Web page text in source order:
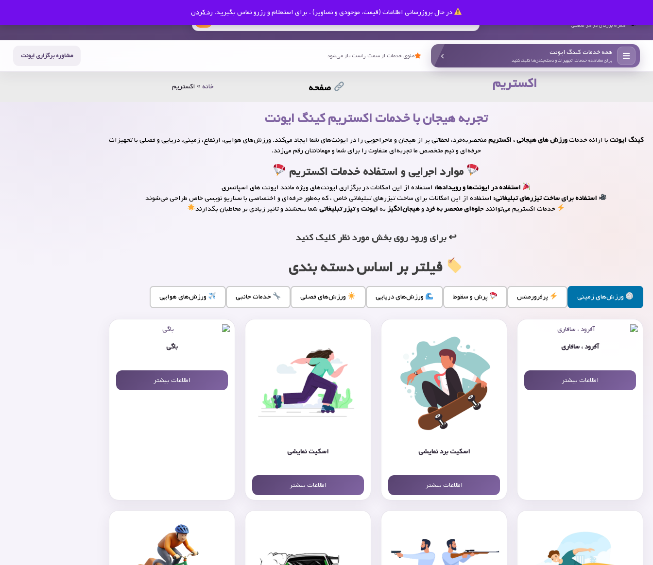
در حال بروزرسانی اطلاعات (قیمت، موجودی و تصاویر) . برای استعلام و رزرو تماس بگیرید. رد کردن
همراه بزرگان در هر صنعتی
همه خدمات کینگ ایونت
برای مشاهده خدمات، تجهیزات و دسته‌بندی‌ها کلیک کنید
منوی خدمات از سمت راست باز می‌شود مشاوره برگزاری ایونت
اکستریم صفحه خانه» اکستریم
تجربه هیجان با خدمات اکستریم کینگ ایونت
کینگ ایونتبا ارائه خدماتورزش های هیجانی ، اکستریممنحصربه‌فرد، لحظاتی پر از هیجان و ماجراجویی را در ایونت‌های شما ایجاد می‌کند. ورزش‌های هوایی، ارتفاع، زمینی، دریایی و فصلی با تجهیزات
حرفه‌ای و تیم متخصص ما تجربه‌ای متفاوت را برای شما و مهمانانتان رقم می‌زند.
موارد اجرایی و استفاده خدمات اکستریم
استفاده در ایونت‌ها و رویدادها: استفاده از این امکانات در برگزاری ایونت‌های ویژه مانند ایونت های اسپانسری
استفاده برای ساخت تیزرهای تبلیغاتی: استفاده از این امکانات برای ساخت تیزرهای تبلیغاتی خاص ، که به‌طور حرفه‌ای و اختصاصی با سناریو نویسی خاص طراحی می‌شوند
خدمات اکستریم می‌توانند جلوه‌ای منحصر به فردوهیجان‌انگیزبهایونت‌وتیزر تبلیغاتیشما ببخشند و تاثیر زیادی بر مخاطبان بگذارند
↩ برای ورود روی بخش مورد نظر کلیک کنید
فیلتر بر اساس دسته بندی
ورزش‌های زمینی پرفرورمنس پرش و سقوط ورزش‌های دریایی ورزش‌های فصلی خدمات جانبی ورزش‌های هوایی
آفرود ، سافاری
اطلاعات بیشتر
اسکیت برد نمایشی
اطلاعات بیشتر
اسکیت نمایشی
اطلاعات بیشتر
باگی
اطلاعات بیشتر